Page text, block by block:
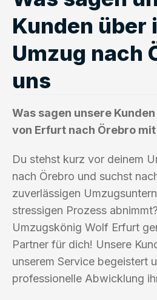
Kunden über
Umzug nach
uns
Was sagen unsere
von Erfurt nach Örebro mit
Du stehst kurz vor deinem
nach Örebro und suchst
zuverlässigen
stressigen Prozess
Umzugskönig Wolf Erfurt
Partner für dich! Unsere
unserem Service begeistert
professionelle Abwicklung